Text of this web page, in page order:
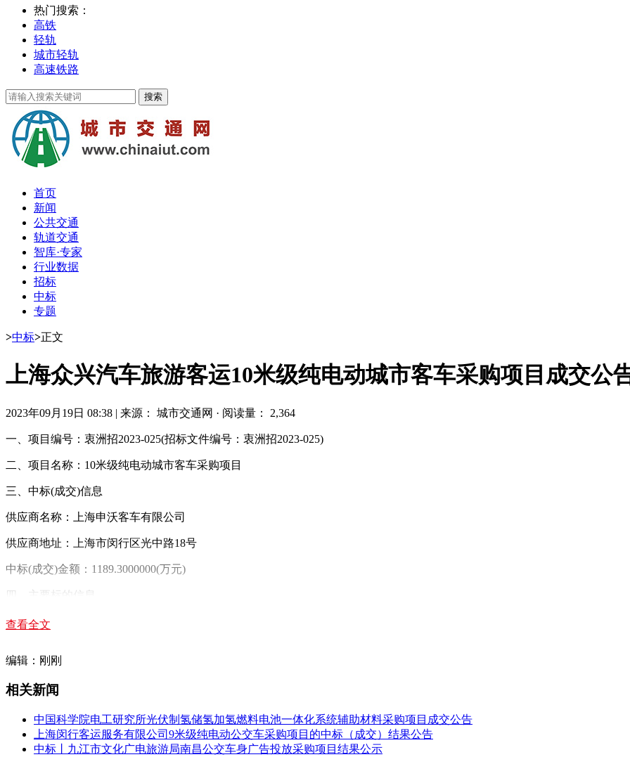
热门搜索：
高铁
轻轨
城市轻轨
高速铁路
首页
新闻
公共交通
轨道交通
智库·专家
行业数据
招标
中标
专题
>中标>正文
上海众兴汽车旅游客运10米级纯电动城市客车采购项目成交公
2023年09月19日 08:38 | 来源： 城市交通网 · 阅读量： 2,364
一、项目编号：衷洲招2023-025(招标文件编号：衷洲招2023-025)
二、项目名称：10米级纯电动城市客车采购项目
三、中标(成交)信息
供应商名称：上海申沃客车有限公司
供应商地址：上海市闵行区光中路18号
中标(成交)金额：1189.3000000(万元)
四、主要标的信息
五、评审专家(单一来源采购人员)名单：
查看全文
编辑：刚刚
相关新闻
中国科学院电工研究所光伏制氢储氢加氢燃料电池一体化系统辅助材料采购项目成交公告
上海闵行客运服务有限公司9米级纯电动公交车采购项目的中标（成交）结果公告
中标丨九江市文化广电旅游局南昌公交车身广告投放采购项目结果公示